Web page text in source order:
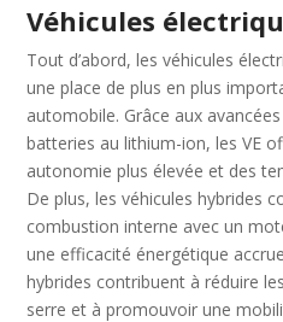
Véhicules
Tout d’abord, les véhicules
une place de plus en plus
automobile. Grâce aux
batteries au lithium-ion, les VE
autonomie plus élevée et des
De plus, les véhicules hybrides
combustion interne avec un
une efficacité énergétique
hybrides contribuent à réduire
serre et à promouvoir une